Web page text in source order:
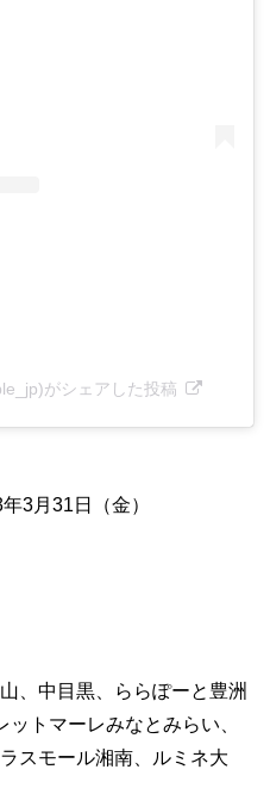
がシェアした投稿
3月31日（金）
、中目黒、ららぽーと豊洲
トマーレみなとみらい、
スモール湘南、ルミネ大